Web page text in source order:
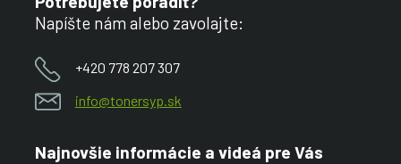
Napíšte nám alebo zavolajte:
+420 778 207 307
info@tonersyp.sk
Najnovšie informácie a videá pre Vás